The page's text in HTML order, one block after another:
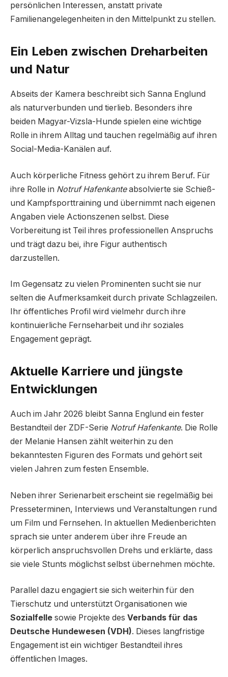
persönlichen Interessen, anstatt private
Familienangelegenheiten in den Mittelpunkt zu stellen.
Ein Leben zwischen Dreharbeiten
und Natur
Abseits der Kamera beschreibt sich Sanna Englund
als naturverbunden und tierlieb. Besonders ihre
beiden Magyar-Vizsla-Hunde spielen eine wichtige
Rolle in ihrem Alltag und tauchen regelmäßig auf ihren
Social-Media-Kanälen auf.
Auch körperliche Fitness gehört zu ihrem Beruf. Für
ihre Rolle in Notruf Hafenkanteabsolvierte sie Schieß-
und Kampfsporttraining und übernimmt nach eigenen
Angaben viele Actionszenen selbst. Diese
Vorbereitung ist Teil ihres professionellen Anspruchs
und trägt dazu bei, ihre Figur authentisch
darzustellen.
Im Gegensatz zu vielen Prominenten sucht sie nur
selten die Aufmerksamkeit durch private Schlagzeilen.
Ihr öffentliches Profil wird vielmehr durch ihre
kontinuierliche Fernseharbeit und ihr soziales
Engagement geprägt.
Aktuelle Karriere und jüngste
Entwicklungen
Auch im Jahr 2026 bleibt Sanna Englund ein fester
Bestandteil der ZDF-Serie Notruf Hafenkante. Die Rolle
der Melanie Hansen zählt weiterhin zu den
bekanntesten Figuren des Formats und gehört seit
vielen Jahren zum festen Ensemble.
Neben ihrer Serienarbeit erscheint sie regelmäßig bei
Presseterminen, Interviews und Veranstaltungen rund
um Film und Fernsehen. In aktuellen Medienberichten
sprach sie unter anderem über ihre Freude an
körperlich anspruchsvollen Drehs und erklärte, dass
sie viele Stunts möglichst selbst übernehmen möchte.
Parallel dazu engagiert sie sich weiterhin für den
Tierschutz und unterstützt Organisationen wie
Sozialfelle sowie Projekte des Verbands für das
Deutsche Hundewesen (VDH). Dieses langfristige
Engagement ist ein wichtiger Bestandteil ihres
öffentlichen Images.